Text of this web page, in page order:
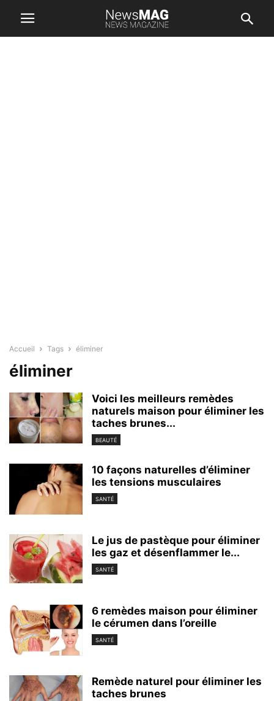
Accueil Tags éliminer
éliminer
Voici les meilleurs remèdes
naturels maison pour éliminer les
taches brunes...
BEAUTÉ
10 façons naturelles d’éliminer
les tensions musculaires
SANTÉ
Le jus de pastèque pour éliminer
les gaz et désenflammer le...
SANTÉ
6 remèdes maison pour éliminer
le cérumen dans l’oreille
SANTÉ
Remède naturel pour éliminer les
taches brunes